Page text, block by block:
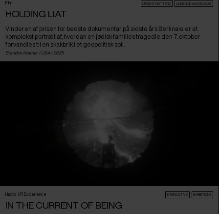
Film URGENT MATTERS AUDIENCE AWARD 2026
HOLDING LIAT
Vinderen af prisen for bedste dokumentar på sidste års Berlinale er et
komplekst portræt af, hvordan en jødisk families tragedie den 7. oktober
forvandles til en skakbrik i et geopolitisk spil.
Brandon Kramer / USA / 2025
Haptic VR Experience INTERACTIVE EXHIBITIONS
IN THE CURRENT OF BEING